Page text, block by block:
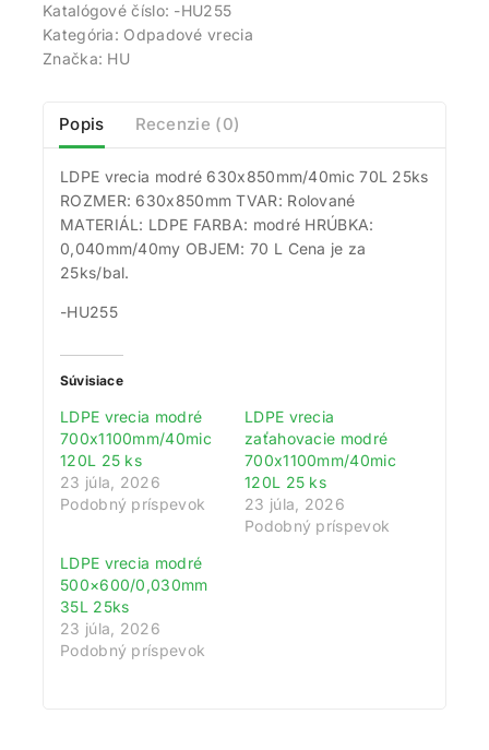
Katalógové číslo: -HU255
Kategória: Odpadové vrecia
Značka: HU
Popis Recenzie (0)
LDPE vrecia modré 630x850mm/40mic 70L 25ks
ROZMER: 630x850mm TVAR: Rolované
MATERIÁL: LDPE FARBA: modré HRÚBKA:
0,040mm/40my OBJEM: 70 L Cena je za
25ks/bal.
-HU255
Súvisiace
LDPE vrecia modré
700x1100mm/40mic
120L 25 ks
23 júla, 2026
Podobný príspevok
LDPE vrecia
zaťahovacie modré
700x1100mm/40mic
120L 25 ks
23 júla, 2026
Podobný príspevok
LDPE vrecia modré
500×600/0,030mm
35L 25ks
23 júla, 2026
Podobný príspevok